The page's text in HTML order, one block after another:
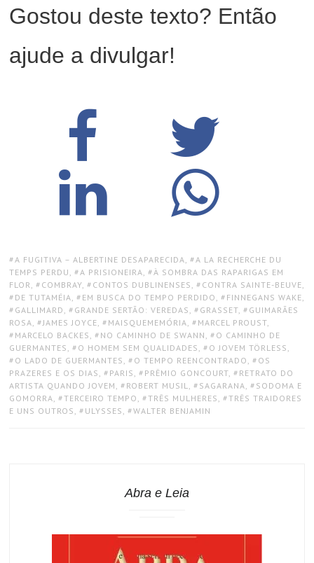
Gostou deste texto? Então
ajude a divulgar!
TAGS:
A FUGITIVA – ALBERTINE DESAPARECIDA, A LA RECHERCHE DU
TEMPS PERDU , A PRISIONEIRA, À SOMBRA DAS RAPARIGAS EM
FLOR, COMBRAY, CONTOS DUBLINENSES , CONTRA SAINTE-BEUVE,
DE TUTAMÉIA, EM BUSCA DO TEMPO PERDIDO , FINNEGANS WAKE,
GALLIMARD , GRANDE SERTÃO: VEREDAS , GRASSET, GUIMARÃES
ROSA, JAMES JOYCE, MAISQUEMEMÓRIA, MARCEL PROUST,
MARCELO BACKES , NO CAMINHO DE SWANN , O CAMINHO DE
GUERMANTES , O HOMEM SEM QUALIDADES , O JOVEM TÖRLESS ,
O LADO DE GUERMANTES , O TEMPO REENCONTRADO , OS
PRAZERES E OS DIAS , PARIS , PRÊMIO GONCOURT, RETRATO DO
ARTISTA QUANDO JOVEM , ROBERT MUSIL, SAGARANA, SODOMA E
GOMORRA, TERCEIRO TEMPO , TRÊS MULHERES , TRÊS TRAIDORES
E UNS OUTROS , ULYSSES , WALTER BENJAMIN
Abra e Leia